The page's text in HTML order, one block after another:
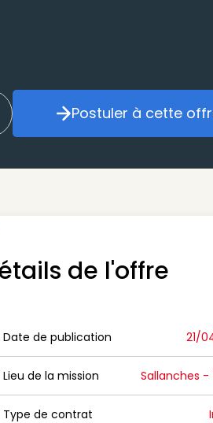
mon alerte Postuler à
Postuler à cette
de l'offre
Date de publication
Date de publication 21/
Lieu de la mission
Lieu de la mission Sallanches -
Type de contrat